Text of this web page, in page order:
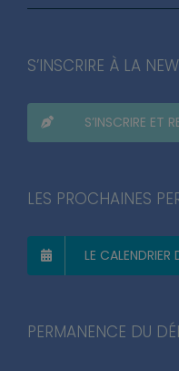
S’INSCRIRE À LA
S’INSCRIRE ET
LES PROCHAINES
LE CALENDRIER
PERMANENCE DU